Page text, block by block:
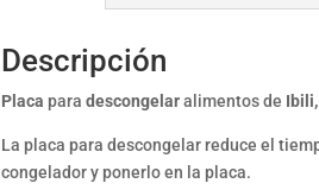
Descripción
Placa paradescongelaralimentos de Ibili,
La placa para descongelar reduce el
congelador y ponerlo en la placa.